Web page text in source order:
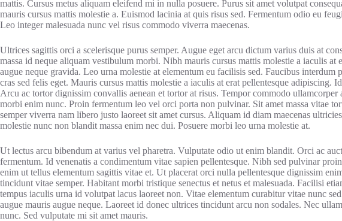
mattis. Cursus metus aliquam eleifend mi in nulla posuere. Purus sit amet volutpat
mauris cursus mattis molestie a. Euismod lacinia at quis risus sed. Fermentum odio eu
Leo integer malesuada nunc vel risus commodo viverra maecenas.
Ultrices sagittis orci a scelerisque purus semper. Augue eget arcu dictum varius duis at
massa id neque aliquam vestibulum morbi. Nibh mauris cursus mattis molestie a iaculis at
augue neque gravida. Leo urna molestie at elementum eu facilisis sed. Faucibus interdum
cras sed felis eget. Mauris cursus mattis molestie a iaculis at erat pellentesque adipiscing.
Arcu ac tortor dignissim convallis aenean et tortor at risus. Tempor commodo ullamcorper
morbi enim nunc. Proin fermentum leo vel orci porta non pulvinar. Sit amet massa vitae
semper viverra nam libero justo laoreet sit amet cursus. Aliquam id diam maecenas
molestie nunc non blandit massa enim nec dui. Posuere morbi leo urna molestie at.
Ut lectus arcu bibendum at varius vel pharetra. Vulputate odio ut enim blandit. Orci ac
fermentum. Id venenatis a condimentum vitae sapien pellentesque. Nibh sed pulvinar
enim ut tellus elementum sagittis vitae et. Ut placerat orci nulla pellentesque dignissim
tincidunt vitae semper. Habitant morbi tristique senectus et netus et malesuada. Facilisi
tempus iaculis urna id volutpat lacus laoreet non. Vitae elementum curabitur vitae nunc
augue mauris augue neque. Laoreet id donec ultrices tincidunt arcu non sodales. Nec
nunc. Sed vulputate mi sit amet mauris.